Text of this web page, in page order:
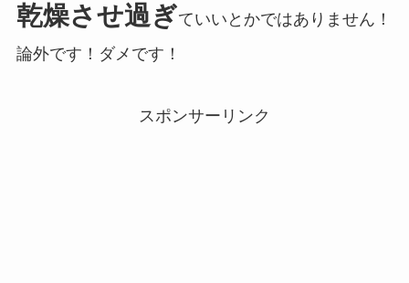
乾燥させ過ぎていいとかではありません！
論外です！ダメです！
スポンサーリンク